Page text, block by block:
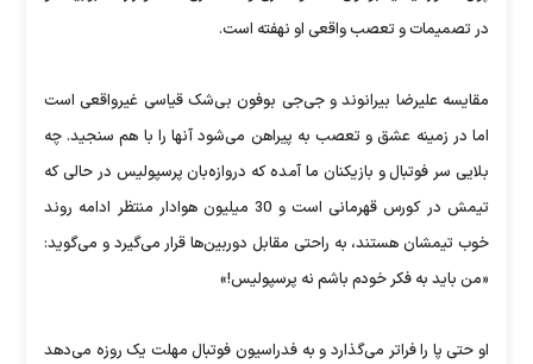
در تصمیمات و تعصب واقعی او نهفته است.
مقایسه علیرضا بیرانوند و جی‌جی بوفون بی‌شک قیاسی غیرواقعی است
اما در زمینه عشق و تعصب به پیراهن می‌شود آنها را با هم سنجید. چه
بلایی سر فوتبال و بازیکنان ما آمده که دروازه‌بان پرسپولیس در حالی که
تیمش در کورس قهرمانی است و 30 میلیون هوادار منتظر ادامه روند
خوب تیمشان هستند، به راحتی مقابل دوربین‌ها قرار می‌گیرد و می‌گوید:
«من باید به فکر خودم باشم نه پرسپولیس!»
او حتی پا را فراتر می‌گذارد و به فدراسیون فوتبال مهلت یک روزه می‌دهد